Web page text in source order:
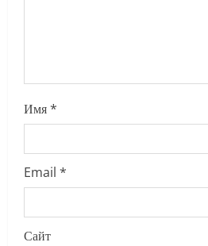
Имя*
Email *
Сайт